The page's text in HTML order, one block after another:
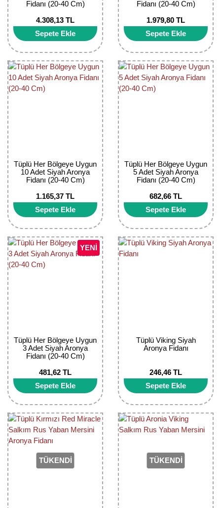
Fidanı (20-40 Cm)
4.308,13 TL
Sepete Ekle
Fidanı (20-40 Cm)
1.979,80 TL
Sepete Ekle
Tüplü Her Bölgeye Uygun
10 Adet Siyah Aronya
Fidanı (20-40 Cm)
1.165,37 TL
Sepete Ekle
Tüplü Her Bölgeye Uygun
5 Adet Siyah Aronya
Fidanı (20-40 Cm)
682,66 TL
Sepete Ekle
YENİ
Tüplü Her Bölgeye Uygun
3 Adet Siyah Aronya
Fidanı (20-40 Cm)
481,62 TL
Sepete Ekle
Tüplü Viking Siyah
Aronya Fidanı
246,46 TL
Sepete Ekle
TÜKENDİ TÜKENDİ
Bektaşi Üzümü Fidanı
Böğürtlen Fidanı
Ceviz Fidanı
Dut Fidanı
Elma Fidanı
Fidan Anaçları ve Aşı Kalemleri
Fındık Fidanı
Frenk Üzümü Fidanı
Girebolu Fidanı
Goji Berry Fidanı
Hünnap Fidanı
Keçiboynuzu Fidanı
Kestane Fidanı
Kiraz Fidanı
Kivi Fidanı
Kocayemiş Fidanı
Nostaljik Güller
Peyzaj Gülleri
Sarmaşık(Çardak) Gül Fidanları
Ters Lale Soğanı
Yılbaşı Gülü Çiçeği
Zambak Soğanı